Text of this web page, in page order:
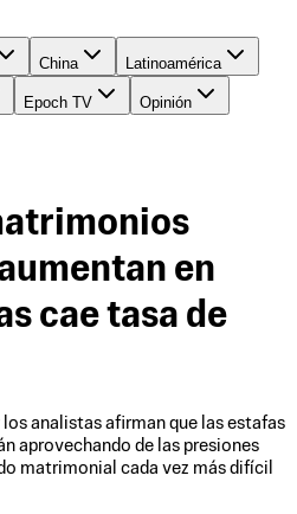
China Latinoamérica
Epoch TV Opinión
en
cae tasa de
analistas afirman que las estafas
aprovechando de las presiones
matrimonial cada vez más difícil